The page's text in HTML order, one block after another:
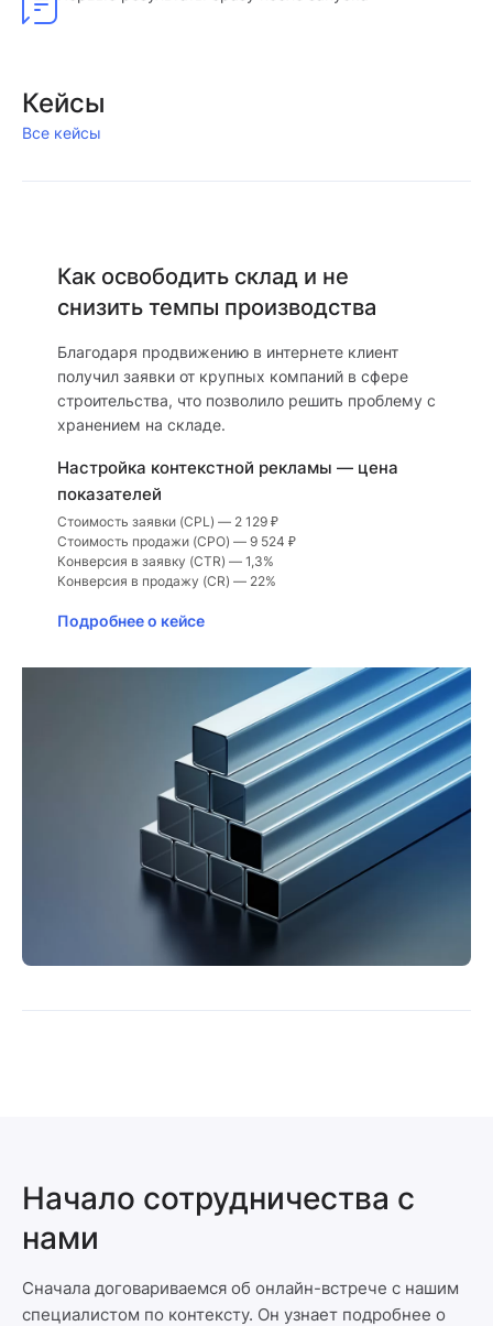
Кейсы
Все кейсы
Как освободить склад и не
снизить темпы производства
Благодаря продвижению в интернете клиент
получил заявки от крупных компаний в сфере
строительства, что позволило решить проблему с
хранением на складе.
Настройка контекстной рекламы — цена
показателей
Стоимость заявки (CPL) — 2 129 ₽
Стоимость продажи (СРО) — 9 524 ₽
Конверсия в заявку (CTR) — 1,3%
Конверсия в продажу (CR) — 22%
Подробнее о кейсе
Начало сотрудничества с
нами
Сначала договариваемся об онлайн-встрече с нашим
специалистом по контексту. Он узнает подробнее о